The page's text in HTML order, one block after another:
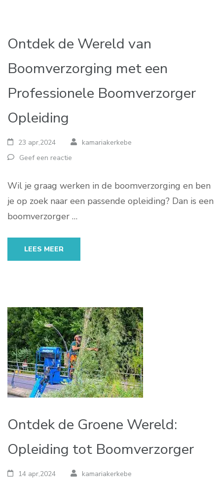
Ontdek de Wereld van
Boomverzorging met een
Professionele Boomverzorger
Opleiding
23 apr,2024
kamariakerkebe
Geef een reactie
Wil je graag werken in de boomverzorging en ben
je op zoek naar een passende opleiding? Dan is een
boomverzorger …
LEES MEER
Ontdek de Groene Wereld:
Opleiding tot Boomverzorger
14 apr,2024
kamariakerkebe